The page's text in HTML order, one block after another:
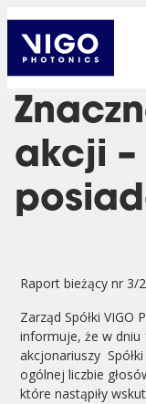
akcji –
Raport bieżący nr 3/
Zarząd Spółki VIGO
informuje, że w dniu
akcjonariuszy
ogólnej liczbie
które nastąpiły